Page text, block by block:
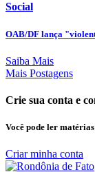
Social
OAB/DF lança
Saiba Mais
Mais Postagens
Crie sua conta e
Você pode ler
Criar minha conta